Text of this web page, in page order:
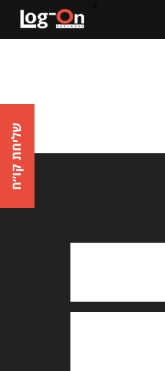
שליחת קו״ח